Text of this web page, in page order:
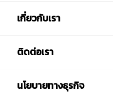
เกี่ยวกับเรา
ติดต่อเรา
นโยบายทางธุรกิจ